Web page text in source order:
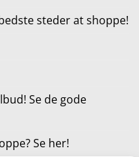
steder at shoppe!
Se de gode
Se her!